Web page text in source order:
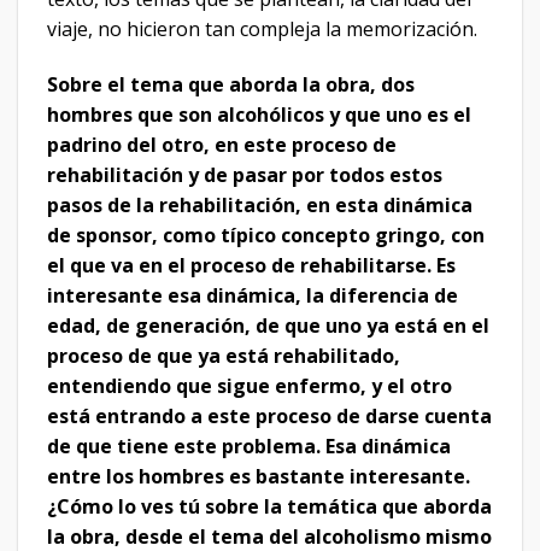
viaje, no hicieron tan compleja la memorización.
Sobre el tema que aborda la obra, dos
hombres que son alcohólicos y que uno es el
padrino del otro, en este proceso de
rehabilitación y de pasar por todos estos
pasos de la rehabilitación, en esta dinámica
de sponsor, como típico concepto gringo, con
el que va en el proceso de rehabilitarse. Es
interesante esa dinámica, la diferencia de
edad, de generación, de que uno ya está en el
proceso de que ya está rehabilitado,
entendiendo que sigue enfermo, y el otro
está entrando a este proceso de darse cuenta
de que tiene este problema. Esa dinámica
entre los hombres es bastante interesante.
¿Cómo lo ves tú sobre la temática que aborda
la obra, desde el tema del alcoholismo mismo